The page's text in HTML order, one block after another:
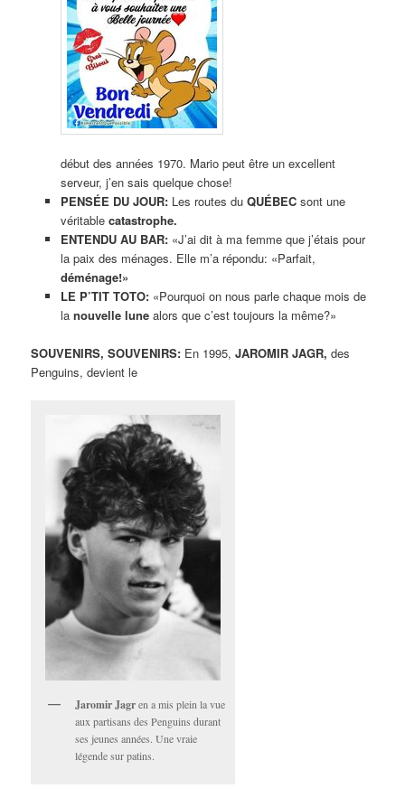
début des années 1970. Mario peut être un excellent
serveur, j’en sais quelque chose!
PENSÉE DU JOUR: Les routes du QUÉBECsont une
véritable catastrophe.
ENTENDU AU BAR: «J’ai dit à ma femme que j’étais pour
la paix des ménages. Elle m’a répondu: «Parfait,
déménage!»
LE P’TIT TOTO:«Pourquoi on nous parle chaque mois de
la nouvelle lunealors que c’est toujours la même?»
SOUVENIRS, SOUVENIRS: En 1995,JAROMIR JAGR, des
Penguins, devient le
Jaromir Jagren a mis plein la vue
aux partisans des Penguins durant
ses jeunes années. Une vraie
légende sur patins.